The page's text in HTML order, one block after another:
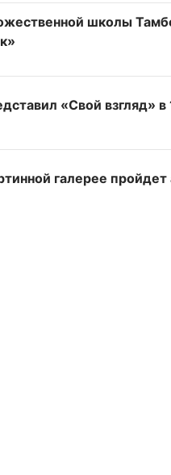
школы
«Свой взгляд»
галерее